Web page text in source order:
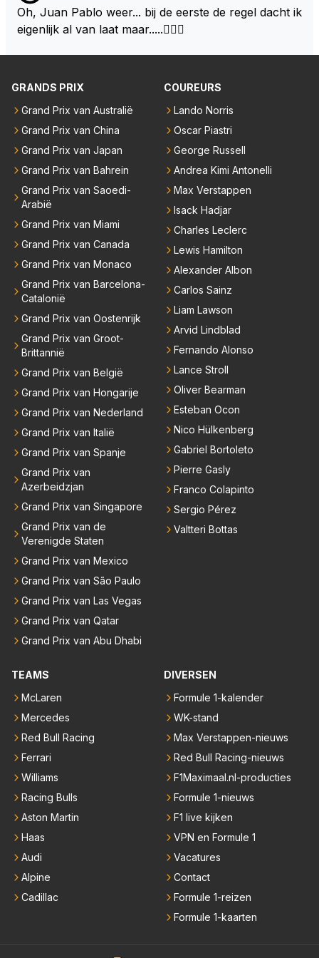
n van een groene lolly in zijn mond, heerlijk slapen ..
de komende twee jaar gaan zijn. Als het nog steeds
niks is en aanmodderen word dan zou hij zomaar vo
or zijn gezin en eigen team kunnen kiezen.
g in de header dat montoya het weet scheelde weer
lees werk
Oh, Juan Pablo weer... bij de eerste de regel dacht ik
eigenlijk al van laat maar.....🤦🏻‍♂️
GRANDS PRIX
Grand Prix van Australië
Grand Prix van China
Grand Prix van Japan
Grand Prix van Bahrein
Grand Prix van Saoedi-
Arabië
Grand Prix van Miami
Grand Prix van Canada
Grand Prix van Monaco
Grand Prix van Barcelona-
Catalonië
Grand Prix van Oostenrijk
Grand Prix van Groot-
Brittannië
Grand Prix van België
Grand Prix van Hongarije
Grand Prix van Nederland
Grand Prix van Italië
Grand Prix van Spanje
Grand Prix van
Azerbeidzjan
Grand Prix van Singapore
Grand Prix van de
Verenigde Staten
Grand Prix van Mexico
Grand Prix van São Paulo
Grand Prix van Las Vegas
Grand Prix van Qatar
Grand Prix van Abu Dhabi
COUREURS
Lando Norris
Oscar Piastri
George Russell
Andrea Kimi Antonelli
Max Verstappen
Isack Hadjar
Charles Leclerc
Lewis Hamilton
Alexander Albon
Carlos Sainz
Liam Lawson
Arvid Lindblad
Fernando Alonso
Lance Stroll
Oliver Bearman
Esteban Ocon
Nico Hülkenberg
Gabriel Bortoleto
Pierre Gasly
Franco Colapinto
Sergio Pérez
Valtteri Bottas
TEAMS
McLaren
Mercedes
Red Bull Racing
Ferrari
Williams
Racing Bulls
Aston Martin
Haas
Audi
Alpine
Cadillac
DIVERSEN
Formule 1-kalender
WK-stand
Max Verstappen-nieuws
Red Bull Racing-nieuws
F1Maximaal.nl-producties
Formule 1-nieuws
F1 live kijken
VPN en Formule 1
Vacatures
Contact
Formule 1-reizen
Formule 1-kaarten